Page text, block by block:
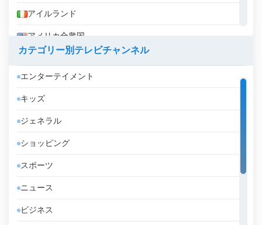
アイルランド
アメリカ合衆国
アルジェリア
アルゼンチン
アルバ
アルバニア
アルメニア
アンゴラ
アンドラ
カテゴリー別テレビチャンネル
エンターテイメント
キッズ
ジェネラル
ショッピング
スポーツ
ニュース
ビジネス